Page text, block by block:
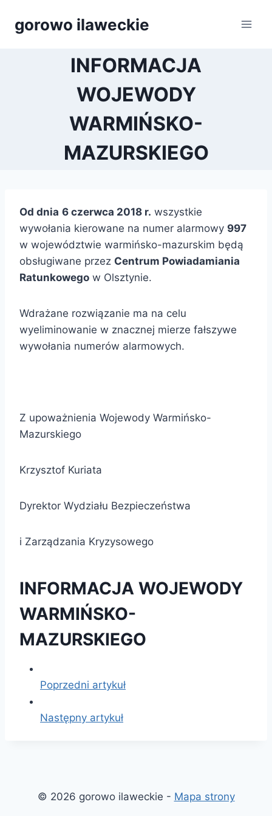
gorowo ilaweckie
INFORMACJA
WOJEWODY
WARMIŃSKO-
MAZURSKIEGO
Od dnia 6 czerwca 2018 r. wszystkie
wywołania kierowane na numer alarmowy 997
w województwie warmińsko-mazurskim będą
obsługiwane przez Centrum Powiadamiania
Ratunkowego w Olsztynie.
Wdrażane rozwiązanie ma na celu
wyeliminowanie w znacznej mierze fałszywe
wywołania numerów alarmowych.
Z upoważnienia Wojewody Warmińsko-
Mazurskiego
Krzysztof Kuriata
Dyrektor Wydziału Bezpieczeństwa
i Zarządzania Kryzysowego
INFORMACJA WOJEWODY
WARMIŃSKO-
MAZURSKIEGO
Poprzedni artykuł
Następny artykuł
© 2026 gorowo ilaweckie - Mapa strony